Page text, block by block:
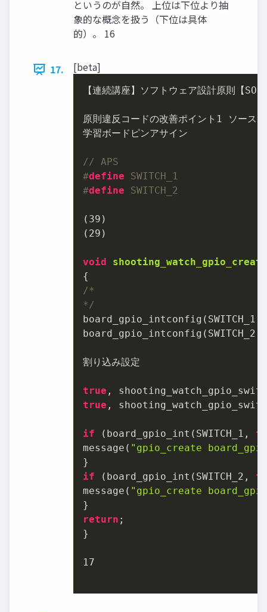
というのが自然。 上位は下位より抽
象的な概念を扱う（下位は具体
的）。 16
17. [beta]
【連続講座】ソフトウェア設計原則【
原則違反コードの改善ポイント 1 ソース
学習ボードピンアサイン
// APS
#define SWITCH_1
#define SWITCH_2
( 39 )
( 29 )
void
shooting_watch_gpio_create
/*
*/
board_gpio_intconfig(SWITCH_1,
board_gpio_intconfig(SWITCH_2,
割り込み設定
true
true ,
if (board_gpio_int(SWITCH_1,
message( "gpio_create
if (board_gpio_int(SWITCH_2,
message( "gpio_create
return ;
}
17